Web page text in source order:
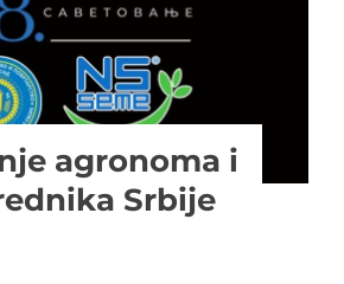
agronoma i
Srbije